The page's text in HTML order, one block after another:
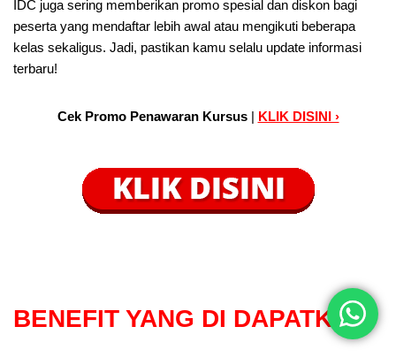
IDC juga sering memberikan promo spesial dan diskon bagi
peserta yang mendaftar lebih awal atau mengikuti beberapa
kelas sekaligus. Jadi, pastikan kamu selalu update informasi
terbaru!
Cek Promo Penawaran Kursus | KLIK DISINI ›
BENEFIT YANG DI DAPATKAN